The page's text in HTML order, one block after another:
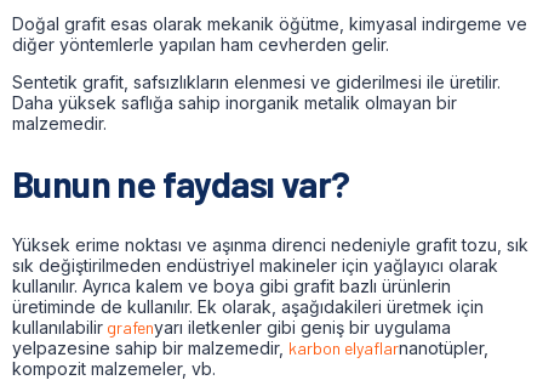
Doğal grafit esas olarak mekanik öğütme, kimyasal indirgeme ve
diğer yöntemlerle yapılan ham cevherden gelir.
Sentetik grafit, safsızlıkların elenmesi ve giderilmesi ile üretilir.
Daha yüksek saflığa sahip inorganik metalik olmayan bir
malzemedir.
Bunun ne faydası var?
Yüksek erime noktası ve aşınma direnci nedeniyle grafit tozu, sık
sık değiştirilmeden endüstriyel makineler için yağlayıcı olarak
kullanılır. Ayrıca kalem ve boya gibi grafit bazlı ürünlerin
üretiminde de kullanılır. Ek olarak, aşağıdakileri üretmek için
kullanılabilir grafenyarı iletkenler gibi geniş bir uygulama
yelpazesine sahip bir malzemedir, karbon elyaflarnanotüpler,
kompozit malzemeler, vb.